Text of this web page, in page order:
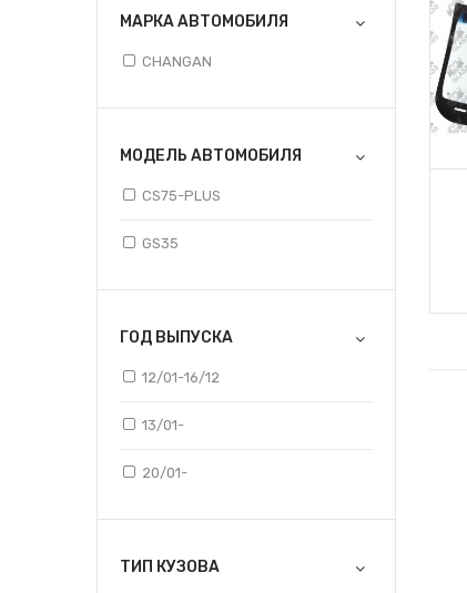
МАРКА АВТОМОБИЛЯ
CHANGAN
МОДЕЛЬ АВТОМОБИЛЯ
CS75-PLUS
GS35
ГОД ВЫПУСКА
12/01-16/12
13/01-
20/01-
ТИП КУЗОВА